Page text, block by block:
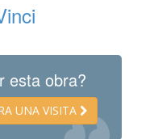
esta obra?
UNA VISITA